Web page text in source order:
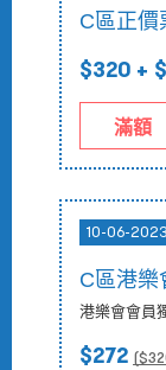
C區正價
$320 +
滿額
10-06-
C區港樂
港樂會會員
$272 ($